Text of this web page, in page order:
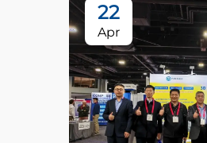
22
Apr